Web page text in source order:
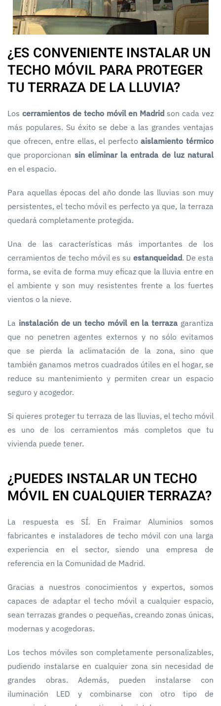
¿ES CONVENIENTE INSTALAR UN
TECHO MÓVIL PARA PROTEGER
TU TERRAZA DE LA LLUVIA?
Los cerramientos de techo móvil en Madrid son cada vez
más populares. Su éxito se debe a las grandes ventajas
que ofrecen, entre ellas, el perfectoaislamiento térmico
que proporcionan sin eliminar la entrada de luz natural
en el espacio.
Para aquellas épocas del año donde las lluvias son muy
persistentes, el techo móvil es perfecto ya que, la terraza
quedará completamente protegida.
Una de las características más importantes de los
cerramientos de techo móvil es su estanqueidad. De esta
forma, se evita de forma muy eficaz que la lluvia entre en
el ambiente y son muy resistentes frente a los fuertes
vientos o la nieve.
La instalación de un techo móvil en la terraza garantiza
que no penetren agentes externos y no sólo evitamos
que se pierda la aclimatación de la zona, sino que
también ganamos metros cuadrados útiles en el hogar, se
reduce su mantenimiento y permiten crear un espacio
seguro y acogedor.
Si quieres proteger tu terraza de las lluvias, el techo móvil
es uno de los cerramientos más completos que tu
vivienda puede tener.
¿PUEDES INSTALAR UN TECHO
MÓVIL EN CUALQUIER TERRAZA?
La respuesta es SÍ. En Fraimar Aluminios somos
fabricantes e instaladores de techo móvil con una larga
experiencia en el sector, siendo una empresa de
referencia en la Comunidad de Madrid.
Gracias a nuestros conocimientos y expertos, somos
capaces de adaptar el techo móvil a cualquier espacio,
sean terrazas grandes o pequeñas, creando zonas únicas,
modernas y acogedoras.
Los techos móviles son completamente personalizables,
pudiendo instalarse en cualquier zona sin necesidad de
grandes obras. Además, pueden instalarse con
iluminación LED y combinarse con otro tipo de